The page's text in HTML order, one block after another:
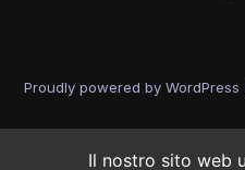
Proudly powered by WordPress
Il nostro sito web